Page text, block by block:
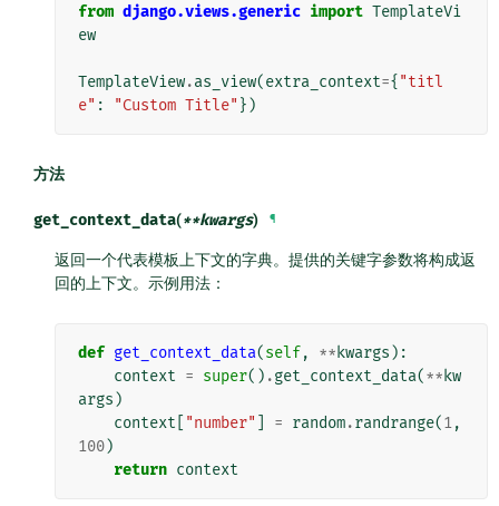
from django.views.generic import TemplateVi
ew
TemplateView.as_view(extra_context={ "titl
e" : "Custom Title" })
方法
get_context_data(**kwargs) ¶
返回一个代表模板上下文的字典。提供的关键字参数将构成返
回的上下文。示例用法：
def get_context_data(self, ** kwargs ):
context = super() .get_context_data(** kw
args )
context
"number" = random.randrange(1,
100)
return context